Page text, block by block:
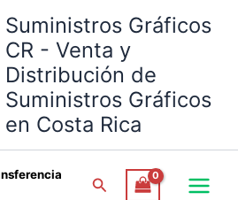
Suministros Gráficos
CR - Venta y
Distribución de
Suministros Gráficos
en Costa Rica
Buscar
de
precios:
₡1,600.00
a
₡5,600.00